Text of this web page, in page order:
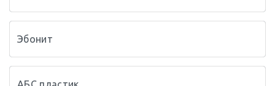
Эбонит